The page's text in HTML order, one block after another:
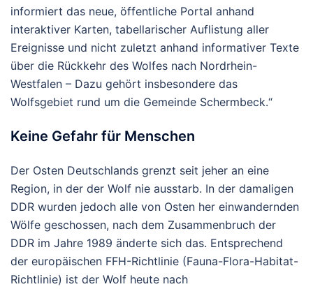
informiert das neue, öffentliche Portal anhand
interaktiver Karten, tabellarischer Auflistung aller
Ereignisse und nicht zuletzt anhand informativer Texte
über die Rückkehr des Wolfes nach Nordrhein-
Westfalen – Dazu gehört insbesondere das
Wolfsgebiet rund um die Gemeinde Schermbeck.“
Keine Gefahr für Menschen
Der Osten Deutschlands grenzt seit jeher an eine
Region, in der der Wolf nie ausstarb. In der damaligen
DDR wurden jedoch alle von Osten her einwandernden
Wölfe geschossen, nach dem Zusammenbruch der
DDR im Jahre 1989 änderte sich das. Entsprechend
der europäischen FFH-Richtlinie (Fauna-Flora-Habitat-
Richtlinie) ist der Wolf heute nach